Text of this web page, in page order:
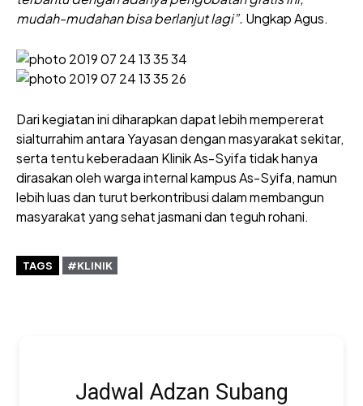
mudah-mudahan bisa berlanjut lagi”. Ungkap Agus.
Dari kegiatan ini diharapkan dapat lebih mempererat
sialturrahim antara Yayasan dengan masyarakat sekitar,
serta tentu keberadaan Klinik As-Syifa tidak hanya
dirasakan oleh warga internal kampus As-Syifa, namun
lebih luas dan turut berkontribusi dalam membangun
masyarakat yang sehat jasmani dan teguh rohani.
TAGS #KLINIK
Jadwal Adzan Subang